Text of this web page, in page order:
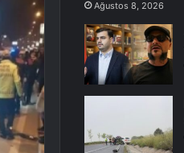
Ağustos 8, 2026